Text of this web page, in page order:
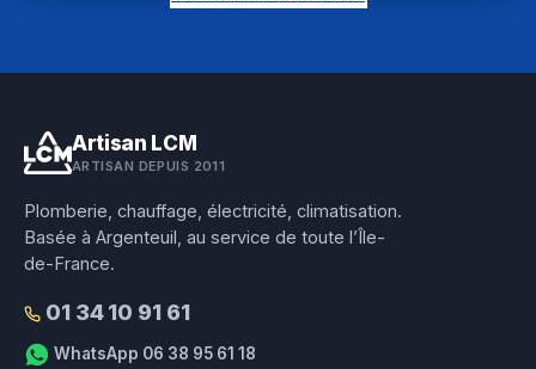
Artisan LCM
ARTISAN DEPUIS 2011
Plomberie, chauffage, électricité, climatisation.
Basée à Argenteuil, au service de toute l’Île-
de-France.
01 34 10 91 61
WhatsApp 06 38 95 61 18